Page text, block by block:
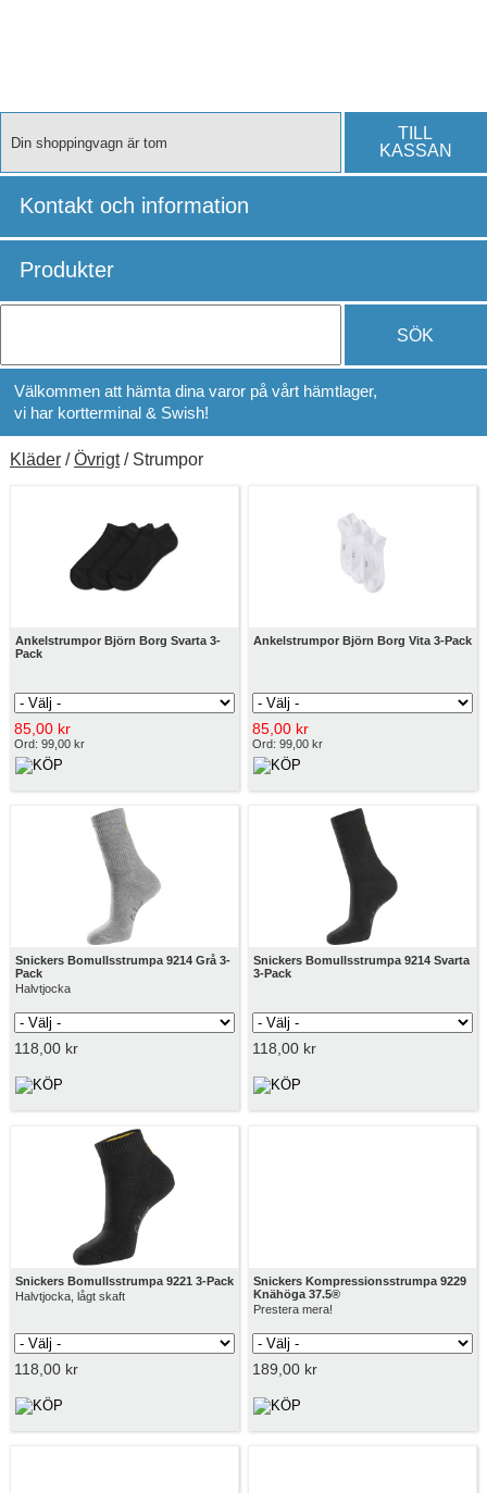
TILL
KASSAN
Din shoppingvagn är tom
Kontakt och information
SÖK
Välkommen att hämta dina varor på vårt hämtlager,
vi har kortterminal & Swish!
Produkter
Kläder/Övrigt/ Strumpor
Ankelstrumpor Björn Borg Svarta 3-
Pack
85,00 kr
Ord: 99,00 kr
Ankelstrumpor Björn Borg Vita 3-Pack
85,00 kr
Ord: 99,00 kr
Snickers Bomullsstrumpa 9214 Grå 3-
Pack
Halvtjocka
118,00 kr
Snickers Bomullsstrumpa 9214 Svarta
3-Pack
118,00 kr
Snickers Bomullsstrumpa 9221 3-Pack
Halvtjocka, lågt skaft
118,00 kr
Snickers Kompressionsstrumpa 9229
Knähöga 37.5®
Prestera mera!
189,00 kr